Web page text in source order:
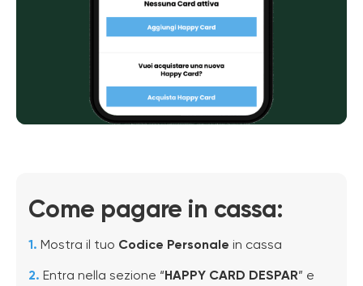
Come pagare in cassa:
1. Mostra il tuo Codice Personale in cassa
2. Entra nella sezione “ HAPPY CARD DESPAR” e